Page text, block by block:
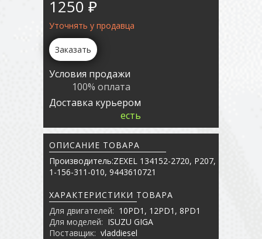
1250 ₽
Уточнять у продавца
Заказать
Условия продажи
100% оплата
Доставка курьером
есть
ОПИСАНИЕ ТОВАРА
Производитель:ZEXEL 134152-2720, P207,
1-156-311-010, 9443610721
ХАРАКТЕРИСТИКИ ТОВАРА
Для двигателей: 10PD1, 12PD1, 8PD1
Для моделей: ISUZU GIGA
Поставщик: vladdiesel